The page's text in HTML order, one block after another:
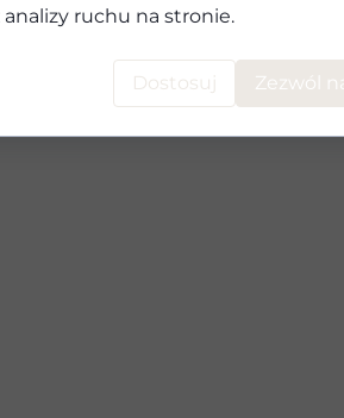
analizy ruchu na stronie.
Dostosuj Zezwól